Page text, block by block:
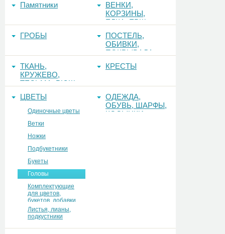
Памятники
ВЕНКИ,
КОРЗИНЫ,
ЕЛКА, ЕРШ,
ГРОБЫ
ПОСТЕЛЬ,
ОБИВКИ,
ПОКРЫВАЛА
ТКАНЬ,
КРУЖЕВО,
ТЕСЬМА, РЮШ
КРЕСТЫ
ЦВЕТЫ
Одиночные цветы
Ветки
Ножки
Подбукетники
Букеты
Головы
Комплектующие
для цветов,
букетов, добавки
Листья, лианы,
подкустники
ОДЕЖДА,
ОБУВЬ, ШАРФЫ,
КОСЫНКИ